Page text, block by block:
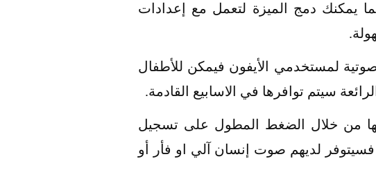
يمكنك دمج الميزة لتعمل مع إعدادات
لمستخدمي الأيفون فيمكن للأطفال
سيتم توافرها في الاسابيع القادمة.
باستخدامها من خلال الضغط المطول على تسجيل
فسيتوفر لديهم صوت إنسان آلي او فأر أو